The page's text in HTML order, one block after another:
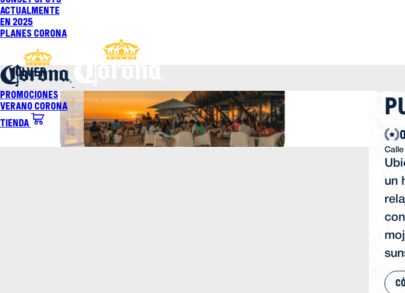
Saltar
al
contenido
Actualmente
En 2025
Planes Corona
Promociones
Verano Corona
Tienda
VOLVER
un